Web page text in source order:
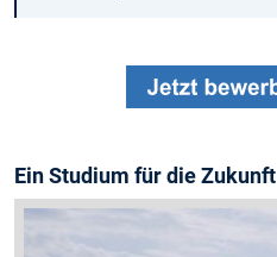
Ein Studium für die Zukunft